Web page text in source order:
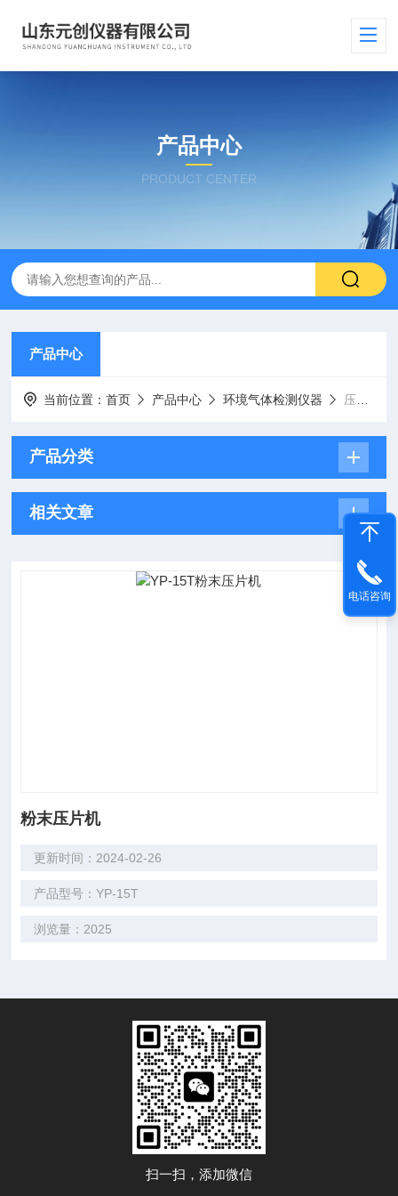
产品中心
PRODUCT CENTER
产品中心
当前位置：首页 产品中心 环境气体检测仪器 压片机
产品分类
相关文章
粉末压片机
更新时间：2024-02-26
产品型号：YP-15T
浏览量：2025
扫一扫，添加微信
电话咨询